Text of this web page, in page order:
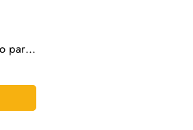
Set de utencilios Ateco para trabajar en chocolate